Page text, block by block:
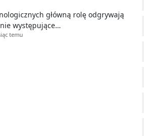
główną rolę odgrywają
występujące…
temu